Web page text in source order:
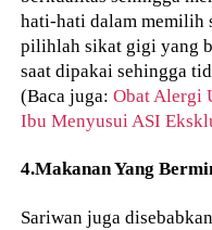
hati-hati dalam memilih
pilihlah sikat gigi yang
saat dipakai sehingga
(Baca juga:Obat Alergi
Ibu Menyusui ASI
4.Makanan Yang
Sariwan juga